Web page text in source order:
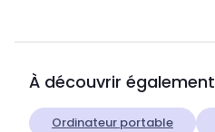
À découvrir également
Ordinateur portable